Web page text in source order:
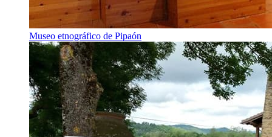
Museo etnográfico de Pipaón